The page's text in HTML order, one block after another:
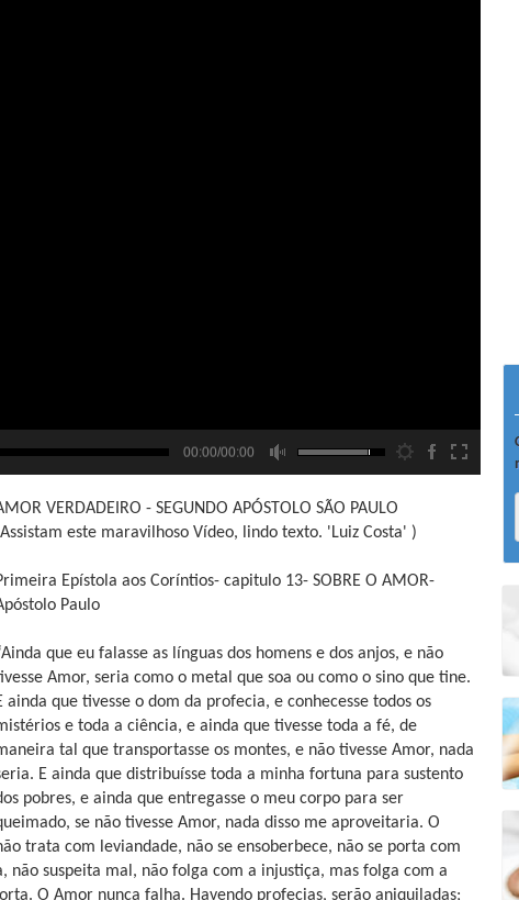
00:00/00:00
VERDADEIRO - SEGUNDO APÓSTOLO SÃO PAULO
este maravilhoso Vídeo, lindo texto. 'Luiz Costa' )
Epístola aos Coríntios- capitulo 13- SOBRE O AMOR-
Paulo
que eu falasse as línguas dos homens e dos anjos, e não
Amor, seria como o metal que soa ou como o sino que tine.
ainda que tivesse o dom da profecia, e conhecesse todos os
e toda a ciência, e ainda que tivesse toda a fé, de
tal que transportasse os montes, e não tivesse Amor, nada
E ainda que distribuísse toda a minha fortuna para sustento
pobres, e ainda que entregasse o meu corpo para ser
se não tivesse Amor, nada disso me aproveitaria. O
trata com leviandade, não se ensoberbece, não se porta com
não suspeita mal, não folga com a injustiça, mas folga com a
O Amor nunca falha. Havendo profecias, serão aniquiladas;